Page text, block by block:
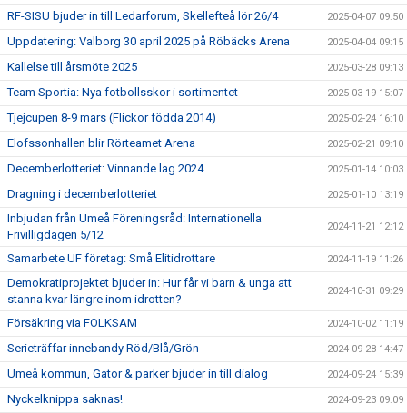
RF-SISU bjuder in till Ledarforum, Skellefteå lör 26/4 2025-04-07 09:50
Uppdatering: Valborg 30 april 2025 på Röbäcks Arena 2025-04-04 09:15
Kallelse till årsmöte 2025 2025-03-28 09:13
Team Sportia: Nya fotbollsskor i sortimentet 2025-03-19 15:07
Tjejcupen 8-9 mars (Flickor födda 2014) 2025-02-24 16:10
Elofssonhallen blir Rörteamet Arena 2025-02-21 09:10
Decemberlotteriet: Vinnande lag 2024 2025-01-14 10:03
Dragning i decemberlotteriet 2025-01-10 13:19
Inbjudan från Umeå Föreningsråd: Internationella
Frivilligdagen 5/12
2024-11-21 12:12
Samarbete UF företag: Små Elitidrottare 2024-11-19 11:26
Demokratiprojektet bjuder in: Hur får vi barn & unga att
stanna kvar längre inom idrotten?
2024-10-31 09:29
Försäkring via FOLKSAM 2024-10-02 11:19
Serieträffar innebandy Röd/Blå/Grön 2024-09-28 14:47
Umeå kommun, Gator & parker bjuder in till dialog 2024-09-24 15:39
Nyckelknippa saknas! 2024-09-23 09:09